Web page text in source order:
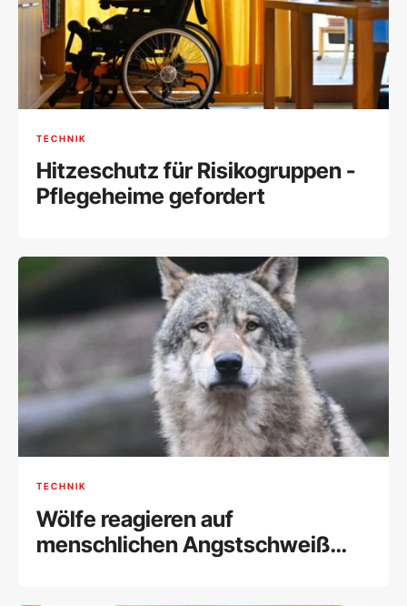
TECHNIK
Hitzeschutz für Risikogruppen -
Pflegeheime gefordert
TECHNIK
Wölfe reagieren auf
menschlichen Angstschweiß